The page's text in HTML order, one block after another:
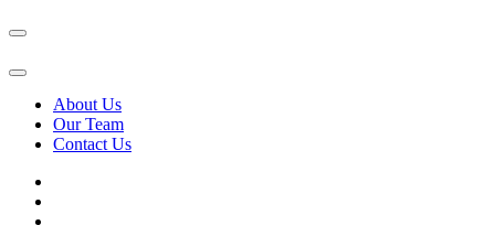
About Us
Our Team
Contact Us